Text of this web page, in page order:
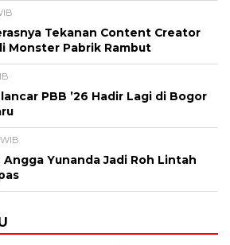
Tekanan Content Creator
Monster Pabrik Rambut
PBB ’26 Hadir Lagi di Bogor
Angga Yunanda Jadi Roh Lintah